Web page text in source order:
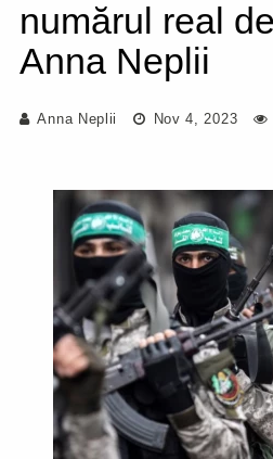
numărul real
Anna Neplii
Anna Neplii Nov 4, 2023